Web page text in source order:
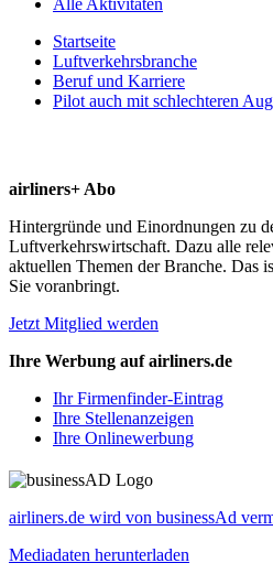
Startseite
Luftverkehrsbranche
Beruf und Karriere
Pilot auch mit schlechteren
airliners+ Abo
Hintergründe und Einordnungen zu
Luftverkehrswirtschaft. Dazu alle
aktuellen Themen der Branche. Das
Sie voranbringt.
Jetzt Mitglied werden
Ihre Werbung auf airliners.de
Ihr Firmenfinder-Eintrag
Ihre Stellenanzeigen
Ihre Onlinewerbung
airliners.de wird von businessAd
Mediadaten herunterladen